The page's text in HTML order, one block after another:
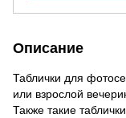
Описание
Таблички для
или взрослой
Также такие